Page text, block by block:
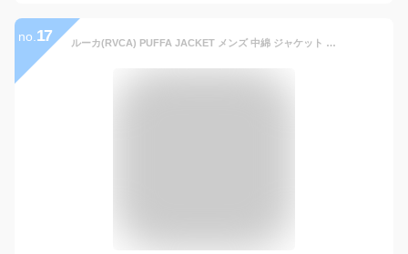
no. 17 ルーカ(RVCA) PUFFA JACKET メンズ 中綿 ジャケット (bc042-776) アウター/秋冬 /防寒/男性/ポイント10倍 送料無料 国内正規品 [BB]